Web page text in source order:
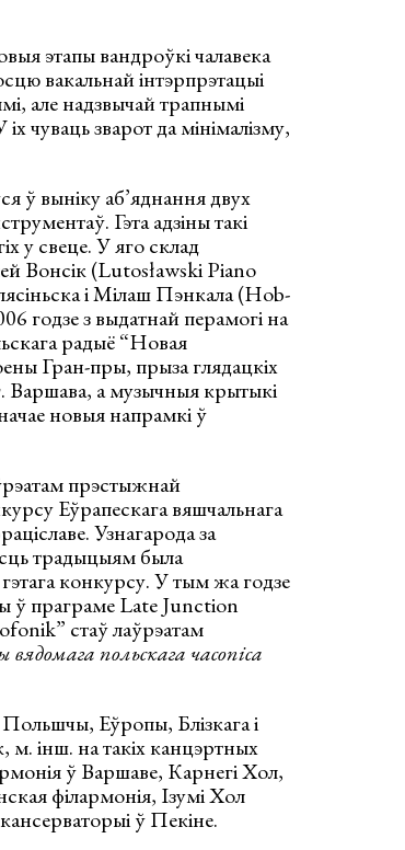
этапы вандроўкі чалавека
вакальнай інтэрпрэтацыі
але надзвычай трапнымі
чуваць зварот да мінімалізму,
ў выніку аб’яднання двух
Гэта адзіны такі
у свеце. У яго склад
Вонсік (Lutosławski Piano
і Мілаш Пэнкала (Hob-
годзе з выдатнай перамогі на
радыё “Новая
Гран-пры, прыза глядацкіх
Варшава, а музычныя крытыкі
новыя напрамкі ў
прэстыжнай
Еўрапескага вяшчальнага
Узнагарода за
традыцыям была
конкурсу. У тым жа годзе
ў праграме Late Junction
стаў лаўрэатам
польскага часопіса
Еўропы, Блізкага і
м. інш. на такіх канцэртных
ў Варшаве, Карнегі Хол,
філармонія, Ізумі Хол
ў Пекіне.